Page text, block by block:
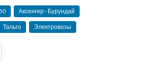
Аксенгер - Бурундай
Тальго Электровозы